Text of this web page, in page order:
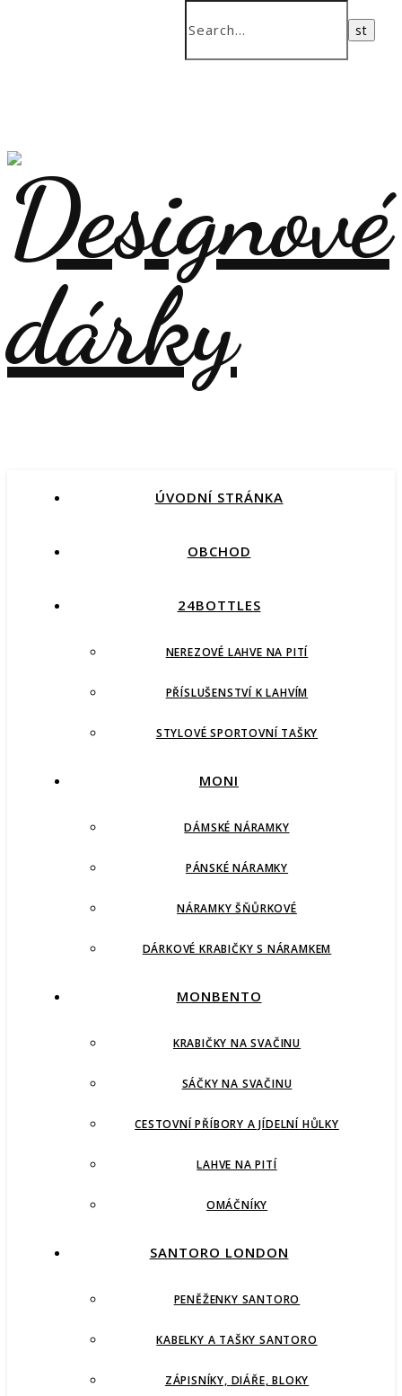
ÚVODNÍ STRÁNKA
OBCHOD
24BOTTLES
NEREZOVÉ LAHVE NA PITÍ
PŘÍSLUŠENSTVÍ K LAHVÍM
STYLOVÉ SPORTOVNÍ TAŠKY
MONI
DÁMSKÉ NÁRAMKY
PÁNSKÉ NÁRAMKY
NÁRAMKY ŠŇŮRKOVÉ
DÁRKOVÉ KRABIČKY S NÁRAMKEM
MONBENTO
KRABIČKY NA SVAČINU
SÁČKY NA SVAČINU
CESTOVNÍ PŘÍBORY A JÍDELNÍ HŮLKY
LAHVE NA PITÍ
OMÁČNÍKY
SANTORO LONDON
PENĚŽENKY SANTORO
KABELKY A TAŠKY SANTORO
ZÁPISNÍKY, DIÁŘE, BLOKY